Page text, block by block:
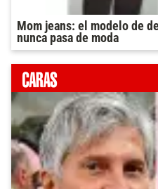
Mom jeans: el modelo de
nunca pasa de moda